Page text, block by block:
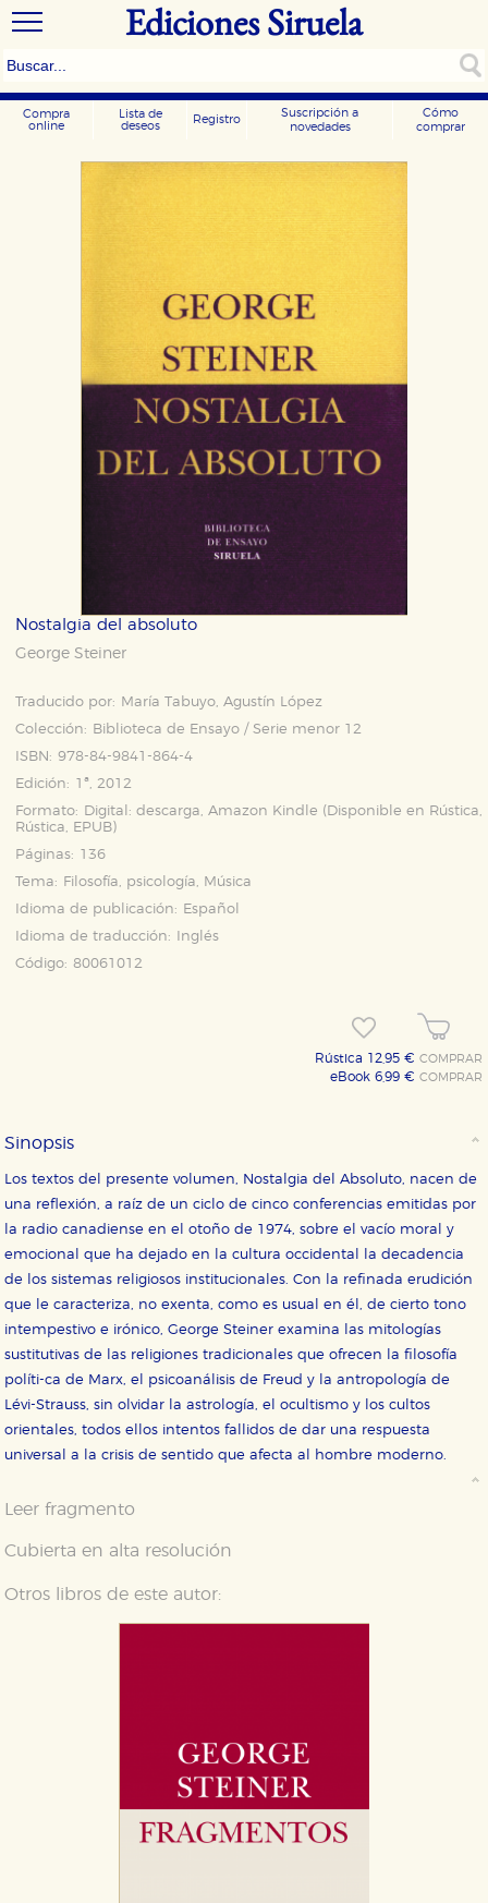
Ediciones Siruela
Compra
online
Lista de
deseos
Registro
Suscripción a
novedades
Cómo
comprar
Nostalgia del absoluto
George Steiner
Traducido por:
María Tabuyo, Agustín López
Colección:
Biblioteca de Ensayo / Serie menor 12
ISBN: 978-84-9841-864-4
Edición:
1ª, 2012
Formato:
Digital: descarga, Amazon Kindle (Disponible en Rústica,
Rústica, EPUB)
Páginas:
136
Tema:
Filosofía, psicología, Música
Idioma de publicación:
Español
Idioma de traducción:
Inglés
Código: 80061012
Rústica 12,95 €COMPRAR
eBook 6,99 €COMPRAR
Sinopsis
Los textos del presente volumen, Nostalgia del Absoluto, nacen de
una reflexión, a raíz de un ciclo de cinco conferencias emitidas por
la radio canadiense en el otoño de 1974, sobre el vacío moral y
emocional que ha dejado en la cultura occidental la decadencia
de los sistemas religiosos institucionales. Con la refinada erudición
que le caracteriza, no exenta, como es usual en él, de cierto tono
intempestivo e irónico, George Steiner examina las mitologías
sustitutivas de las religiones tradicionales que ofrecen la filosofía
políti-ca de Marx, el psicoanálisis de Freud y la antropología de
Lévi-Strauss, sin olvidar la astrología, el ocultismo y los cultos
orientales, todos ellos intentos fallidos de dar una respuesta
universal a la crisis de sentido que afecta al hombre moderno.
Leer fragmento
Cubierta en alta resolución
Otros libros de este autor: